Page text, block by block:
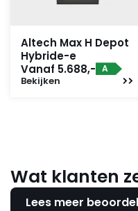
Altech Max H Depot
Hybride-e
Vanaf 5.688,- A
Bekijken
Wat klanten
Lees meer